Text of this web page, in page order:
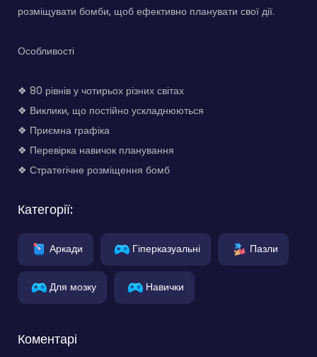
розміщувати бомби, щоб ефективно планувати свої дії.
Особливості
❖ 80 рівнів у чотирьох різних світах
❖ Виклики, що постійно ускладнюються
❖ Приємна графіка
❖ Перевірка навичок планування
❖ Стратегічне розміщення бомб
Категорії:
Аркади Гіперказуальні Пазли
Для мозку Навички
Коментарі